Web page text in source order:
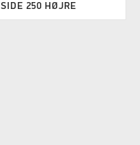
SIDE 250 HØJRE